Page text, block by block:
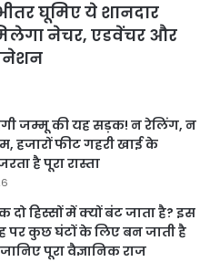
घूमिए ये शानदार
नेचर, एडवेंचर और
जम्मू की यह सड़क! न रेलिंग, न
हजारों फीट गहरी खाई के
है पूरा रास्ता
दो हिस्सों में क्यों बंट जाता है? इस
पर कुछ घंटों के लिए बन जाती है
पूरा वैज्ञानिक राज